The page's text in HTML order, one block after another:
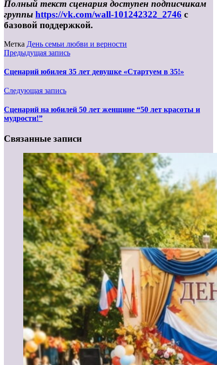
Полный текст сценария доступен подписчикам
группы https://vk.com/wall-101242322_2746 с
базовой поддержкой.
Метка День семьи любви и верности
Предыдущая запись
Сценарий юбилея 35 лет девушке «Стартуем в 35!»
Следующая запись
Сценарий на юбилей 50 лет женщине “50 лет красоты и
мудрости!”
Связанные записи